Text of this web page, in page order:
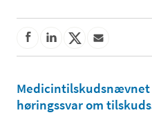
Medicintilskudsnævnet
høringssvar om